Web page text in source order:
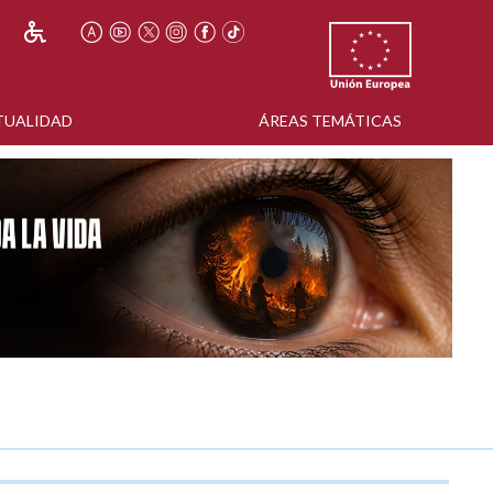
ÁREAS TEMÁTICAS